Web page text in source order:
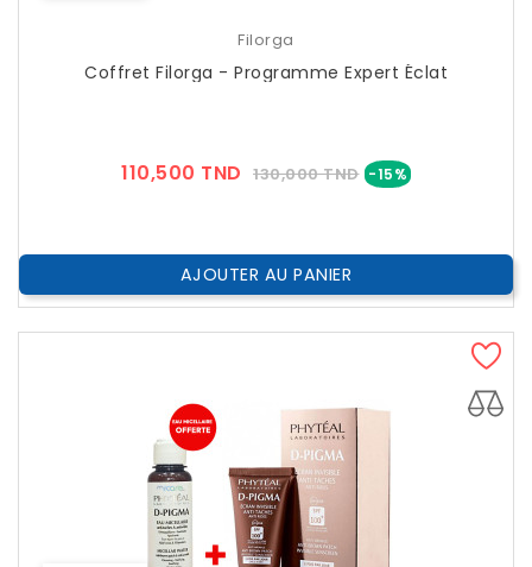
Filorga
Coffret Filorga - Programme Expert Éclat
110,500 TND Prix
130,000 TND -15%Prix
AJOUTER AU PANIER